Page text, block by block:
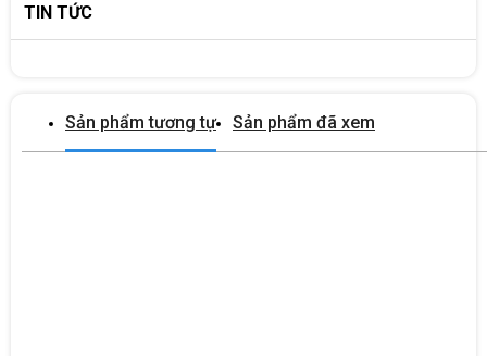
TIN TỨC
Sản phẩm tương tự Sản phẩm đã xem